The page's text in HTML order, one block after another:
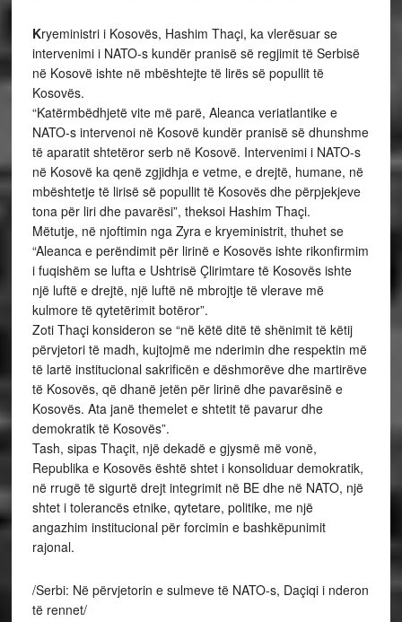
Kryeministri i Kosovës, Hashim Thaçi, ka vlerësuar se
intervenimi i NATO-s kundër pranisë së regjimit të Serbisë
në Kosovë ishte në mbështejte të lirës së popullit të
Kosovës.
“Katërmbëdhjetë vite më parë, Aleanca veriatlantike e
NATO-s intervenoi në Kosovë kundër pranisë së dhunshme
të aparatit shtetëror serb në Kosovë. Intervenimi i NATO-s
në Kosovë ka qenë zgjidhja e vetme, e drejtë, humane, në
mbështetje të lirisë së popullit të Kosovës dhe përpjekjeve
tona për liri dhe pavarësi”, theksoi Hashim Thaçi.
Mëtutje, në njoftimin nga Zyra e kryeministrit, thuhet se
“Aleanca e perëndimit për lirinë e Kosovës ishte rikonfirmim
i fuqishëm se lufta e Ushtrisë Çlirimtare të Kosovës ishte
një luftë e drejtë, një luftë në mbrojtje të vlerave më
kulmore të qytetërimit botëror”.
Zoti Thaçi konsideron se “në këtë ditë të shënimit të këtij
përvjetori të madh, kujtojmë me nderimin dhe respektin më
të lartë institucional sakrificën e dëshmorëve dhe martirëve
të Kosovës, që dhanë jetën për lirinë dhe pavarësinë e
Kosovës. Ata janë themelet e shtetit të pavarur dhe
demokratik të Kosovës”.
Tash, sipas Thaçit, një dekadë e gjysmë më vonë,
Republika e Kosovës është shtet i konsoliduar demokratik,
në rrugë të sigurtë drejt integrimit në BE dhe në NATO, një
shtet i tolerancës etnike, qytetare, politike, me një
angazhim institucional për forcimin e bashkëpunimit
rajonal.
/Serbi: Në përvjetorin e sulmeve të NATO-s, Daçiqi i nderon
të rennet/